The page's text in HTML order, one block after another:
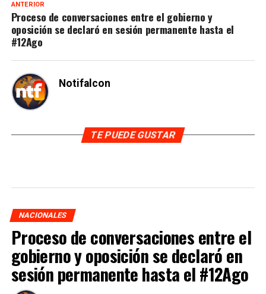
ANTERIOR
Proceso de conversaciones entre el gobierno y
oposición se declaró en sesión permanente hasta el
#12Ago
Notifalcon
TE PUEDE GUSTAR
NACIONALES
Proceso de conversaciones entre el
gobierno y oposición se declaró en
sesión permanente hasta el #12Ago